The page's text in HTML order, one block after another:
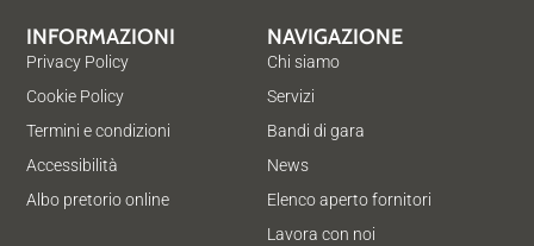
NAVIGAZIONE
Chi siamo
Servizi
Bandi di gara
News
Elenco aperto fornitori
Lavora con noi
INFORMAZIONI
Privacy Policy
Cookie Policy
Termini e condizioni
Accessibilità
Albo pretorio online